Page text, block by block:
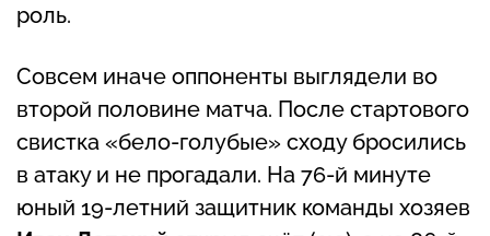
роль.
Совсем иначе оппоненты выглядели во
второй половине матча. После стартового
свистка «бело-голубые» сходу бросились
в атаку и не прогадали. На 76-й минуте
юный 19-летний защитник команды хозяев